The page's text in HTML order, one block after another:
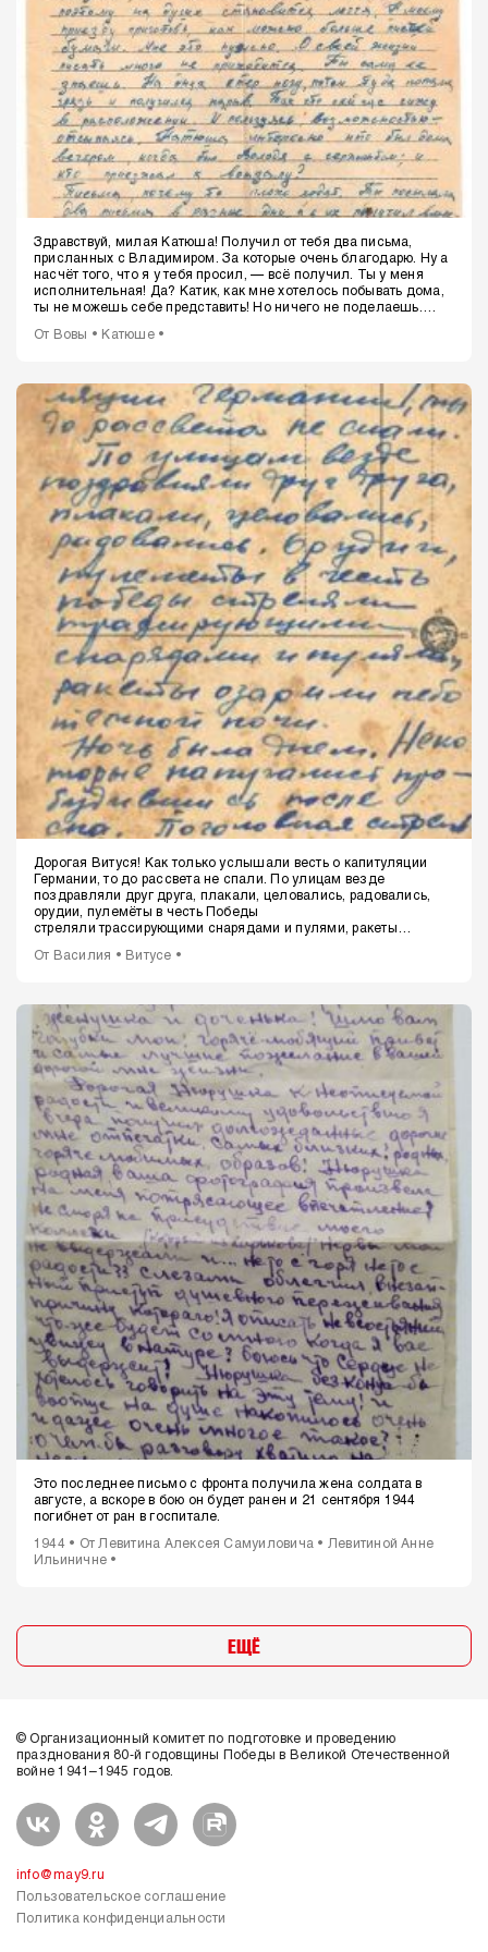
Здравствуй, милая Катюша!
Получил от тебя два письма,
присланных с Владимиром. За которые очень благодарю. Ну а
насчёт того, что я у тебя просил, — всё получил. Ты у меня
исполнительная! Да? Катик, как мне хотелось побывать дома,
ты не можешь себе представить! Но ничего не поделаешь.
половине месяца попаду в город. Я знаю, что ты меня ждёшь,
своей жизни писать много не приходится. Ты сама её знаешь.
На днях стёр ногу, потом туда попала грязь, и получился
нарыв. Так что сейчас сижу в расположении и, пользуясь
возможностью, отсыпаюсь. Письма почему-то плохо ходят. Ты
посылала два письма в разные дни, а я их получил вместе.
Катюша, не затрудняй себя на огороде, как можно больше
старайся отдыхать. Поцелуй за меня маму. Крепко целую.Твой
Вова
От Вовы • Катюше •
Дорогая Витуся! Как только услышали весть о капитуляции
Германии, то до рассвета не спали. По улицам везде
поздравляли друг друга, плакали, целовались, радовались,
орудии, пулемёты в честь Победы
стреляли трассирующими снарядами и пулями, ракеты
напугались, пробудившись после сна. Поголовная стрельба,
От Василия • Витусе •
Это последнее письмо с фронта получила жена солдата в
августе, а вскоре в бою он будет ранен и 21 сентября 1944
погибнет от ран в госпитале.
1944 • От Левитина Алексея Самуиловича • Левитиной Анне
Ильиничне •
ЕЩЁ
© Организационный комитет по подготовке и проведению
празднования 80-й годовщины Победы в Великой Отечественной
войне 1941–1945 годов.
info@may9.ru
Пользовательское соглашение
Политика конфиденциальности